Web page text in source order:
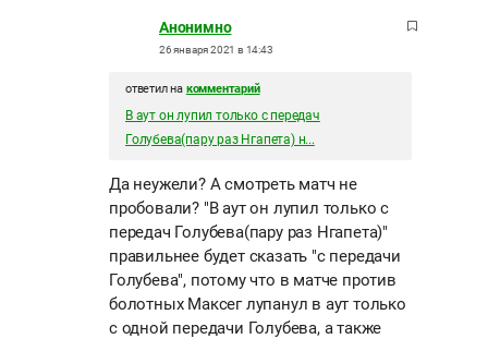
Анонимно
26 января 2021 в 14:43
ответил на комментарий
В аут он лупил только с передач
Голубева(пару раз Нгапета) н...
Да неужели? А смотреть матч не
пробовали? "В аут он лупил только с
передач Голубева(пару раз Нгапета)"
правильнее будет сказать "с передачи
Голубева", потому что в матче против
болотных Максег лупанул в аут только
с одной передачи Голубева, а также